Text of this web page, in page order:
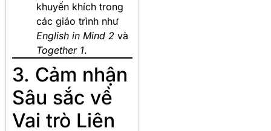
khuyến khích trong
các giáo trình như
English in Mind 2 và
Together 1.
3. Cảm nhận
Sâu sắc về
Vai trò Liên